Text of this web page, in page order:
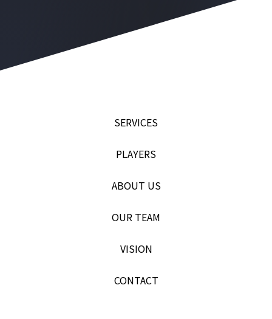
SERVICES
PLAYERS
ABOUT US
OUR TEAM
VISION
CONTACT